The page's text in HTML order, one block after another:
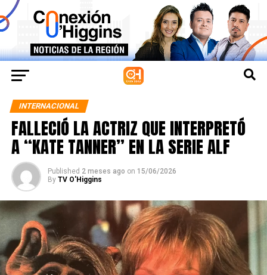
INTERNACIONAL
FALLECIÓ LA ACTRIZ QUE INTERPRETÓ
A “KATE TANNER” EN LA SERIE ALF
Published 2 meses ago on 15/06/2026
By TV O'Higgins